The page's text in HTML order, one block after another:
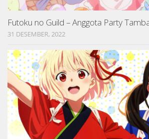
Futoku no Guild – Anggota Party
31 DESEMBER, 2022